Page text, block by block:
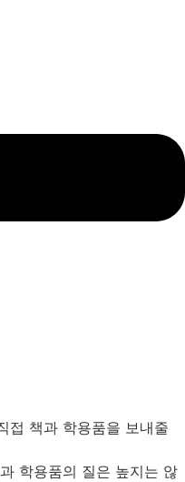
접 책과 학용품을 보내줄
학용품의 질은 높지는 않